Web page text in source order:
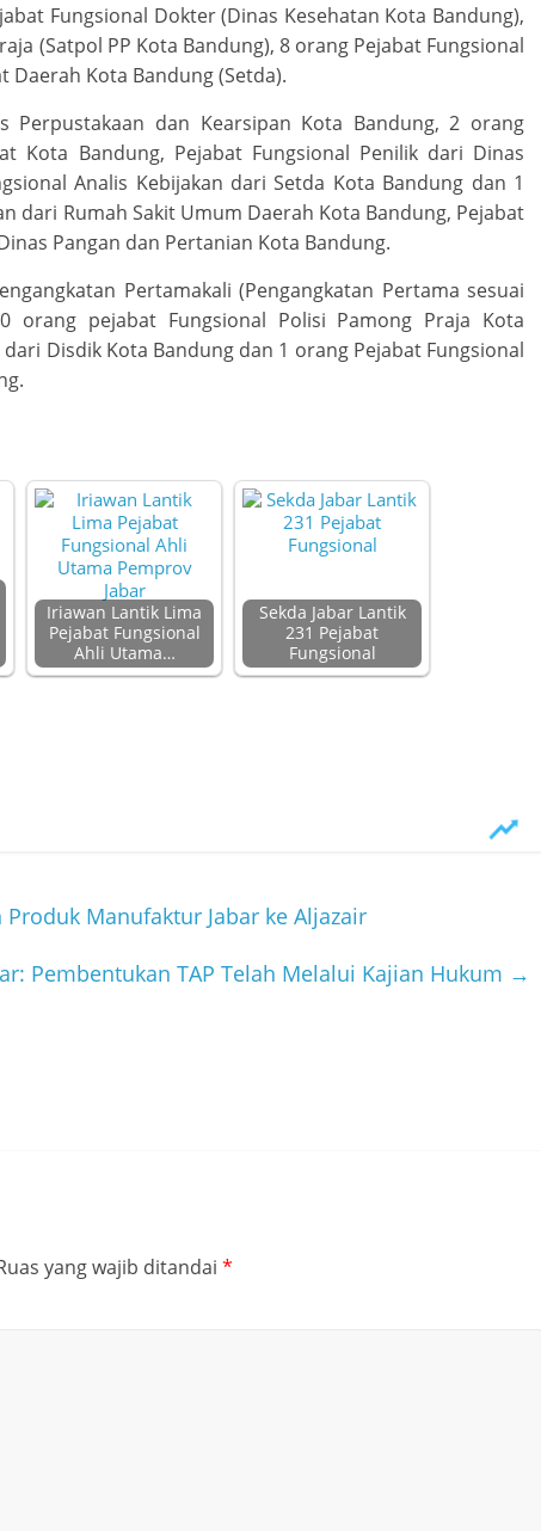
Fungsional Dokter (Dinas Kesehatan Kota Bandung),
(Satpol PP Kota Bandung), 8 orang Pejabat Fungsional
Daerah Kota Bandung (Setda).
Perpustakaan dan Kearsipan Kota Bandung, 2 orang
Kota Bandung, Pejabat Fungsional Penilik dari Dinas
Analis Kebijakan dari Setda Kota Bandung dan 1
dari Rumah Sakit Umum Daerah Kota Bandung, Pejabat
Pangan dan Pertanian Kota Bandung.
Pertamakali (Pengangkatan Pertama sesuai
orang pejabat Fungsional Polisi Pamong Praja Kota
Disdik Kota Bandung dan 1 orang Pejabat Fungsional
Iriawan Lantik Lima
Pejabat Fungsional
Ahli Utama…
Sekda Jabar Lantik
231 Pejabat
Fungsional
Manufaktur Jabar ke Aljazair
Pembentukan TAP Telah Melalui Kajian Hukum →
yang wajib ditandai *